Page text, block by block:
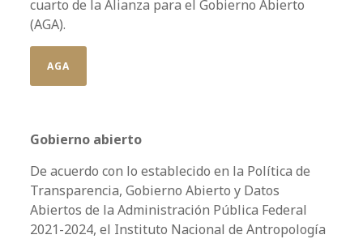
cuarto de la Alianza para el Gobierno Abierto
(AGA).
AGA
Gobierno abierto
De acuerdo con lo establecido en la Política de
Transparencia, Gobierno Abierto y Datos
Abiertos de la Administración Pública Federal
2021-2024, el Instituto Nacional de Antropología